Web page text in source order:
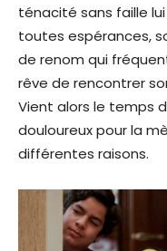
ténacité sans faille
toutes espérances,
de renom qui
rêve de rencontrer
Vient alors le temps
douloureux pour la
différentes raisons.